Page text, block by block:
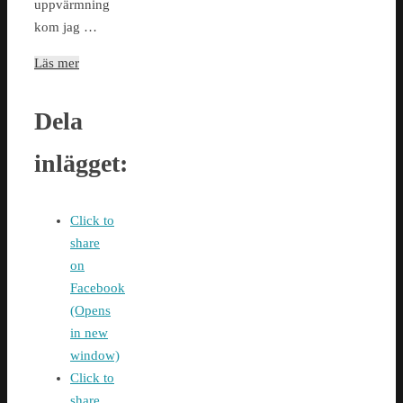
uppvärmning
kom jag …
Läs mer
Dela
inlägget:
Click to
share
on
Facebook
(Opens
in new
window)
Click to